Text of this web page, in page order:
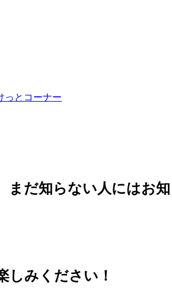
とコーナー
まだ知らない人にはお
しみください！